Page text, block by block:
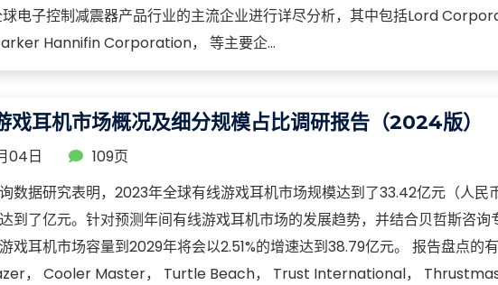
电子控制减震器产品行业的主流企业进行详尽分析，其中包括Lord
Hannifin Corporation， 等主要企...
戏耳机市场概况及细分规模占比调研报告（2024版）
04日
109页
数据研究表明，2023年全球有线游戏耳机市场规模达到了33.42亿元（人民
到了亿元。针对预测年间有线游戏耳机市场的发展趋势，并结合贝哲斯咨询
戏耳机市场容量到2029年将会以2.51%的增速达到38.79亿元。 报告盘点的
， Cooler Master， Turtle Beach， Trust International，